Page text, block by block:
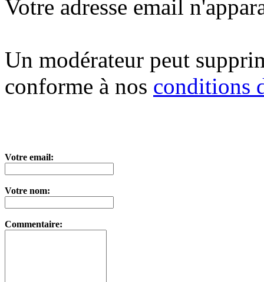
Votre adresse email
Un modérateur peut
conforme à nos conditions
Votre email:
Votre nom:
Commentaire: